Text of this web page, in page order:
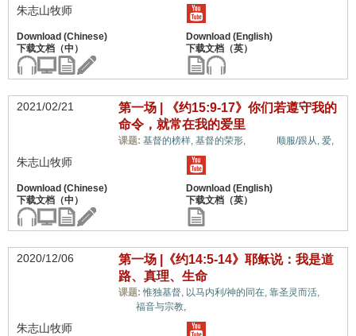
朱志山牧师
2021/02/21
第一场 | 《约15:9-17》你们若遵守我的
命令，就常在我的爱里
课题: 基督的榜样, 基督的荣形, 顺服/跟从, 爱,
朱志山牧师
2020/12/06
第一场 |《约14:5-14》耶稣说：我是道
路、真理、生命
课题:惟独基督, 以马内利/神的同在, 靠圣灵而活,
福音与宗教,
朱志山牧师